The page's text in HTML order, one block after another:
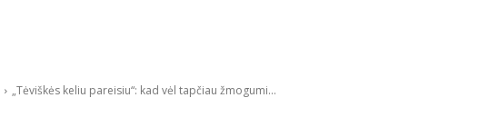
„Tėviškės keliu pareisiu“: kad vėl tapčiau žmogumi...